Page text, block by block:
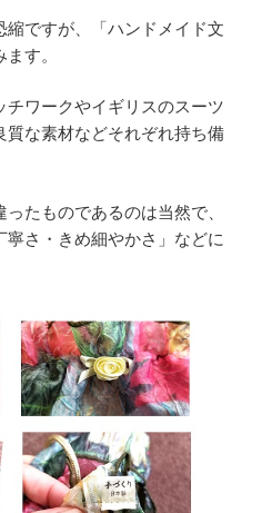
ですが、「ハンドメイド文
す。
ワークやイギリスのスーツ
質な素材などそれぞれ持ち備
たものであるのは当然で、
寧さ・きめ細やかさ」などに